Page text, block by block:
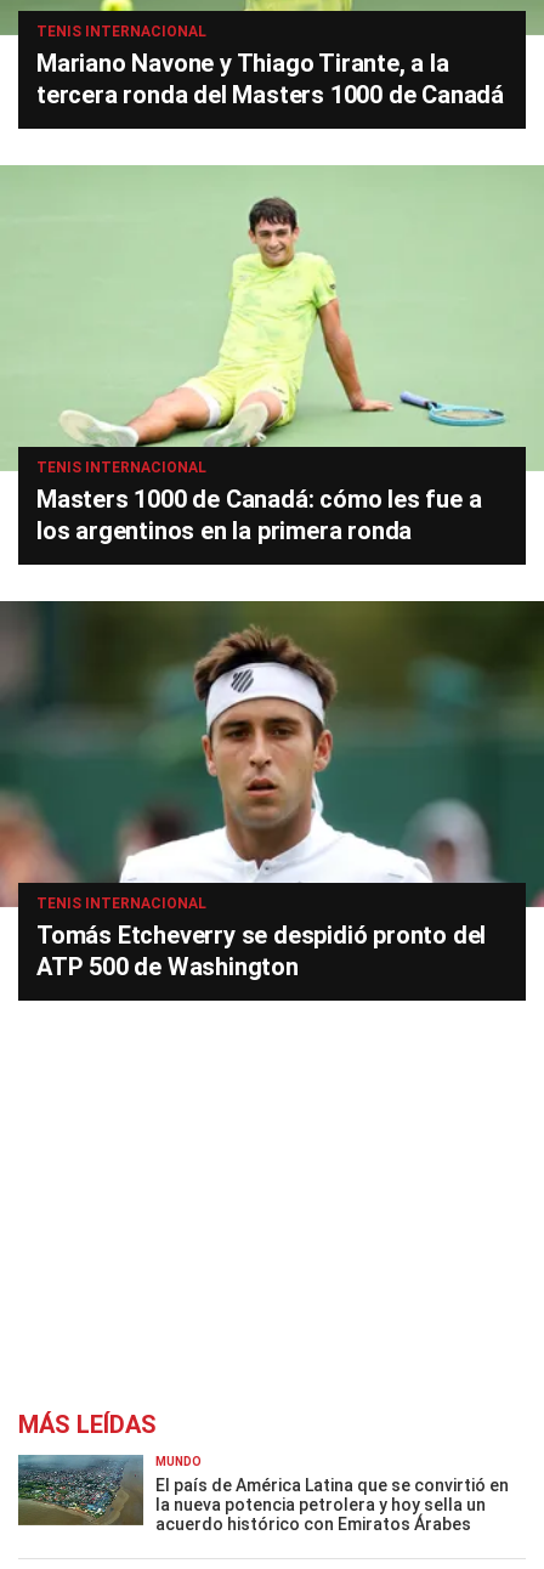
TENIS INTERNACIONAL
Mariano Navone y Thiago Tirante, a la
tercera ronda del Masters 1000 de Canadá
TENIS INTERNACIONAL
Masters 1000 de Canadá: cómo les fue a
los argentinos en la primera ronda
TENIS INTERNACIONAL
Tomás Etcheverry se despidió pronto del
ATP 500 de Washington
MÁS LEÍDAS
MUNDO
El país de América Latina que se convirtió en
la nueva potencia petrolera y hoy sella un
acuerdo histórico con Emiratos Árabes